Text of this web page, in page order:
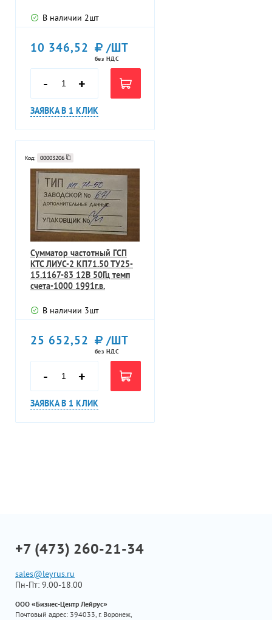
В наличии 2шт
10 346,52 /ШТ
без НДС
- +
ЗАЯВКА В 1 КЛИК
Код: 00003206
Сумматор частотный ГСП
КТС ЛИУС-2 КП71.50 ТУ25-
15.1167-83 12В 50Гц темп
счета-1000 1991г.в.
В наличии 3шт
25 652,52 /ШТ
без НДС
- +
ЗАЯВКА В 1 КЛИК
+7 (473) 260-21-34
sales@leyrus.ru
Пн-Пт: 9.00-18.00
ООО «Бизнес-Центр Лейрус»
Почтовый адрес: 394033, г. Воронеж,